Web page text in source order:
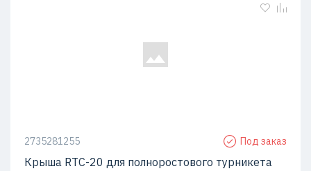
2735281255 Под заказ
Крыша RTC-20 для полноростового турникета